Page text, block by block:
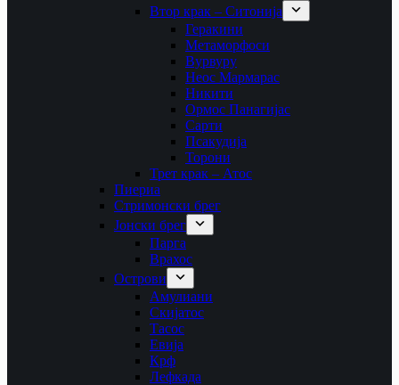
Втор крак – Ситонија
Геракини
Метаморфоси
Вурвуру
Неос Мармарас
Никити
Ормос Панагијас
Сарти
Псакудија
Торони
Трет крак – Атос
Пиериа
Стримонски брег
Јонски брег
Парга
Врахос
Острови
Амулиани
Скијатос
Тасос
Евија
Крф
Лефкада